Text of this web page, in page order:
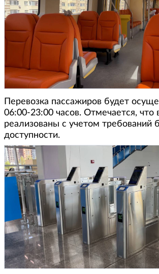
Перевозка пассажиров будет
06:00-23:00 часов. Отмечается, что
реализованы с учетом требований
доступности.